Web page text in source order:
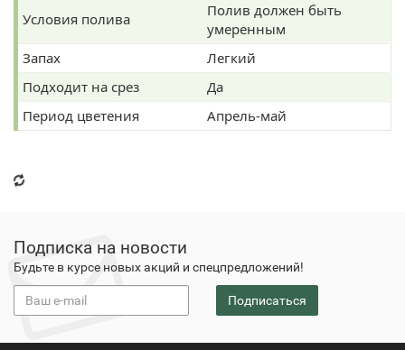
Условия полива
Полив должен быть
умеренным
Запах
Легкий
Подходит на срез
Да
Период цветения
Апрель-май
Подписка на новости
Будьте в курсе новых акций и спецпредложений!
Подписаться